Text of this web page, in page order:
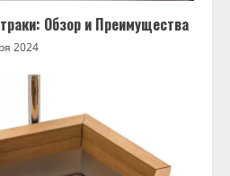
Обзор и Преимущества
2024